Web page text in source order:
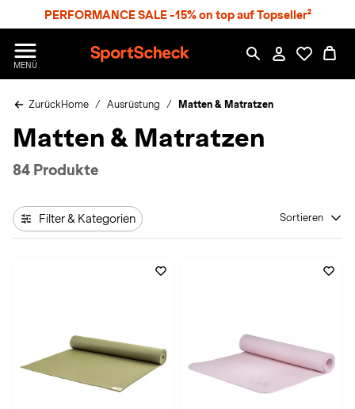
PERFORMANCE SALE -15% on top auf Topseller²
MENÜ
p
r
S
h
k
ZurückHome Ausrüstung Matten & Matratzen
Matten & Matratzen
84 Produkte
Filter & Kategorien Sortieren